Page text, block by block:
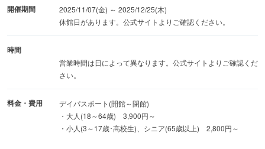
「Puroland Illumination Christmas スペシャルグリーティン
グ（事前予約制・有料）」なども開催されます。
(c) 2025 SANRIO CO., LTD. TOKYO, JAPAN 著作 株式会
※画像はイメージです。
※内容は変更になる場合があります。
開催期間
2025/11/07(金) ～ 2025/12/25(木)
休館日があります。公式サイトよりご確認ください。
時間
営業時間は日によって異なります。公式サイトよりご確認くだ
さい。
料金・費用
デイパスポート(開館～閉館)
・大人(18～64歳) 3,900円～
・小人(3～17歳･高校生)、シニア(65歳以上) 2,800円～